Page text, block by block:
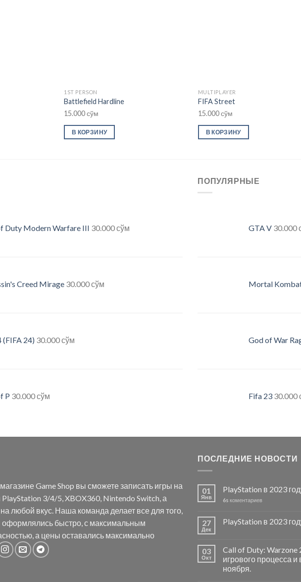
1ST PERSON
Battlefield Hardline
15.000сўм
В КОРЗИНУ
MULTIPLAYER
FIFA Street
15.000сўм
В КОРЗИНУ
Duty Modern Warfare III 30.000сўм
Creed Mirage 30.000сўм
(FIFA 24) 30.000сўм
P 30.000сўм
ПОПУЛЯРНЫЕ
GTA V 30.000
Mortal
God of War
Fifa 23 30.000
Game Shop вы сможете записать игры на
3/4/5, XBOX360, Nintendo Switch, а
любой вкус. Наша команда делает все для того,
оформлялись быстро, с максимальным
а цены оставались максимально
ПОСЛЕДНИЕ НОВОСТИ
01
Янв
PlayStation в 2023
6s коментариев
27
Дек
PlayStation в 2023
03
Окт
Call of Duty:
игрового процесса
ноября.